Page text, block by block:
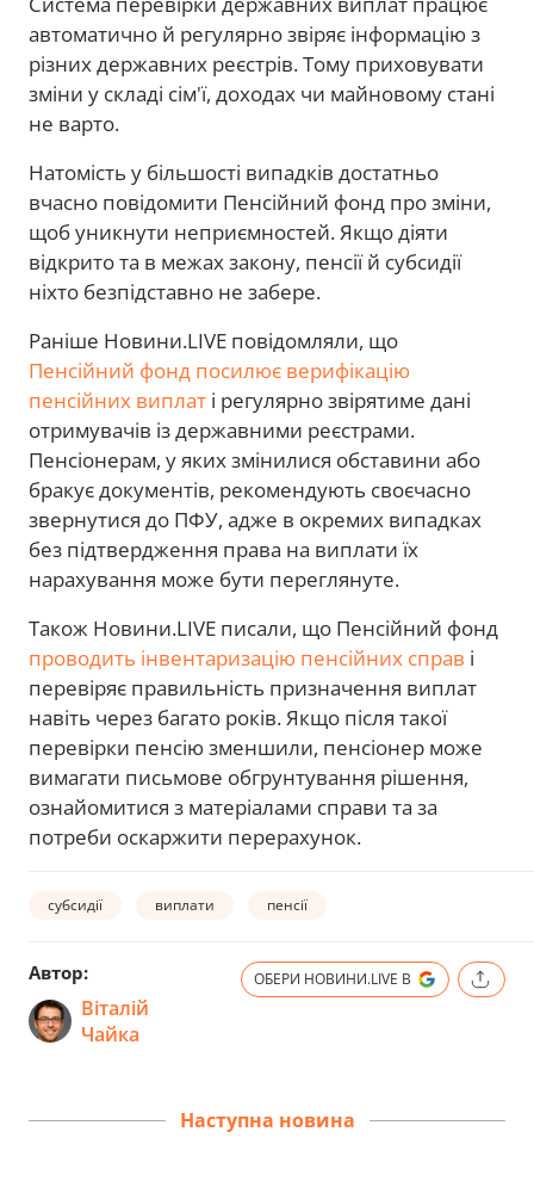
автоматично й регулярно звіряє інформацію з
різних державних реєстрів. Тому приховувати
зміни у складі сім'ї, доходах чи майновому стані
не варто.
Натомість у більшості випадків достатньо
вчасно повідомити Пенсійний фонд про зміни,
щоб уникнути неприємностей. Якщо діяти
відкрито та в межах закону, пенсії й субсидії
ніхто безпідставно не забере.
Раніше Новини.LIVE повідомляли, що
Пенсійний фонд посилює верифікацію
пенсійних виплат і регулярно звірятиме дані
отримувачів із державними реєстрами.
Пенсіонерам, у яких змінилися обставини або
бракує документів, рекомендують своєчасно
звернутися до ПФУ, адже в окремих випадках
без підтвердження права на виплати їх
нарахування може бути переглянуте.
Також Новини.LIVE писали, що Пенсійний фонд
проводить інвентаризацію пенсійних справ і
перевіряє правильність призначення виплат
навіть через багато років. Якщо після такої
перевірки пенсію зменшили, пенсіонер може
вимагати письмове обгрунтування рішення,
ознайомитися з матеріалами справи та за
потреби оскаржити перерахунок.
субсидії виплати пенсії
Автор:
Віталій
Чайка
ОБЕРИ НОВИНИ.LIVE В
Наступна новина